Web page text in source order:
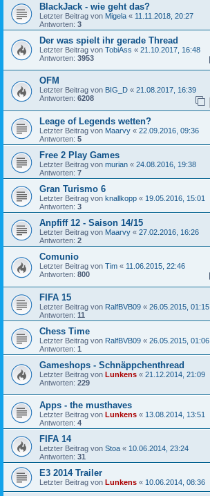
BlackJack - wie geht das?
Letzter Beitrag von Migela « 11.11.2018, 20:27
Antworten: 3
Der was spielt ihr gerade Thread
Letzter Beitrag von TobiAss « 21.10.2017, 16:48
Antworten: 3953
OFM
Letzter Beitrag von BIG_D « 21.08.2017, 16:39
Antworten: 6208
Leage of Legends wetten?
Letzter Beitrag von Maarvy « 22.09.2016, 09:36
Antworten: 5
Free 2 Play Games
Letzter Beitrag von murian « 24.08.2016, 19:38
Antworten: 7
Gran Turismo 6
Letzter Beitrag von knallkopp « 19.05.2016, 15:01
Antworten: 3
Anpfiff 12 - Saison 14/15
Letzter Beitrag von Maarvy « 27.02.2016, 16:26
Antworten: 2
Comunio
Letzter Beitrag von Tim « 11.06.2015, 22:46
Antworten: 800
FIFA 15
Letzter Beitrag von RalfBVB09 « 26.05.2015, 01:15
Antworten: 11
Chess Time
Letzter Beitrag von RalfBVB09 « 26.05.2015, 01:06
Antworten: 1
Gameshops - Schnäppchenthread
Letzter Beitrag von Lunkens « 21.12.2014, 21:09
Antworten: 229
Apps - the musthaves
Letzter Beitrag von Lunkens « 13.08.2014, 13:51
Antworten: 4
FIFA 14
Letzter Beitrag von Stoa « 10.06.2014, 23:24
Antworten: 31
E3 2014 Trailer
Letzter Beitrag von Lunkens « 10.06.2014, 08:36